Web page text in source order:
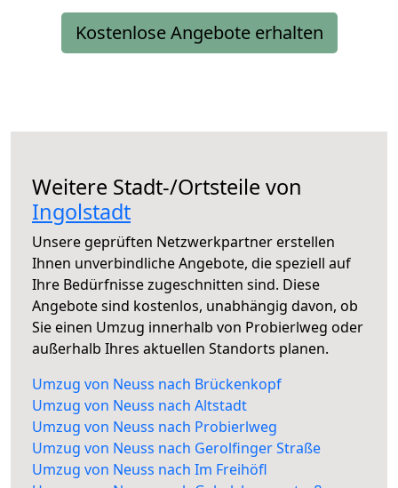
Kostenlose Angebote erhalten
Weitere Stadt-/Ortsteile von
Ingolstadt
Unsere geprüften Netzwerkpartner erstellen
Ihnen unverbindliche Angebote, die speziell auf
Ihre Bedürfnisse zugeschnitten sind. Diese
Angebote sind kostenlos, unabhängig davon, ob
Sie einen Umzug innerhalb von Probierlweg oder
außerhalb Ihres aktuellen Standorts planen.
Umzug von Neuss nach Brückenkopf
Umzug von Neuss nach Altstadt
Umzug von Neuss nach Probierlweg
Umzug von Neuss nach Gerolfinger Straße
Umzug von Neuss nach Im Freihöfl